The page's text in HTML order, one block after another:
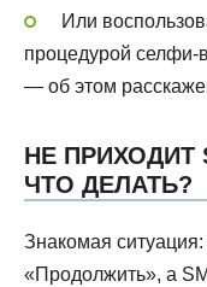
Или
процедурой селфи-
— об этом
НЕ ПРИХОДИТ
ЧТО ДЕЛАТЬ?
Знакомая
«Продолжить», а